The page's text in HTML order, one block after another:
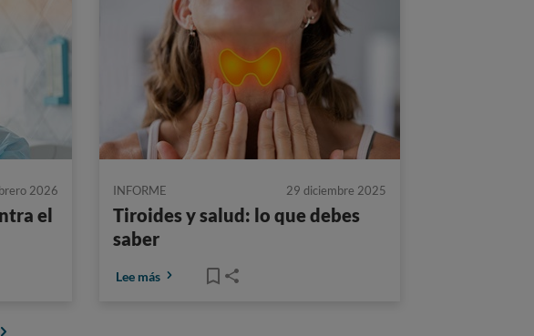
2026
el
INFORME 29 diciembre 2025
Tiroides y salud: lo que debes
saber
Lee más